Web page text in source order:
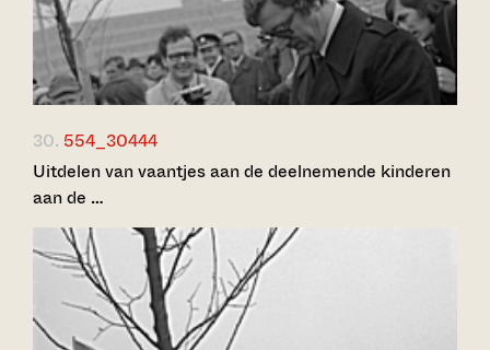
30. 554_30444
Uitdelen van vaantjes aan de deelnemende kinderen
aan de …